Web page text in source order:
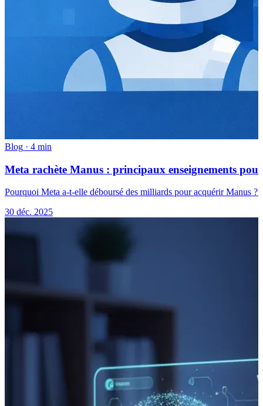
Blog · 4 min
Meta rachète Manus : principaux enseignements
Pourquoi Meta a-t-elle déboursé des milliards pour acquérir Manus ?
30 déc. 2025